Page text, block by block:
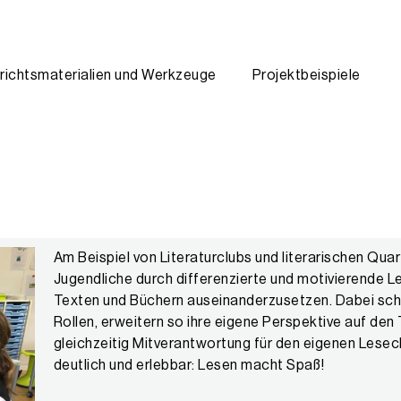
und Werkzeuge Projektbeispiele
Am Beispiel von Literaturclubs und literarischen
Jugendliche durch differenzierte und motivierende
Texten und Büchern auseinanderzusetzen. Dabei
Rollen, erweitern so ihre eigene Perspektive auf den
gleichzeitig Mitverantwortung für den eigenen
deutlich und erlebbar: Lesen macht Spaß!